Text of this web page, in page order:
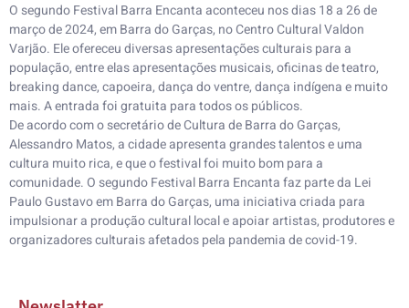
O segundo Festival Barra Encanta aconteceu nos dias 18 a 26 de
março de 2024, em Barra do Garças, no Centro Cultural Valdon
Varjão. Ele ofereceu diversas apresentações culturais para a
população, entre elas apresentações musicais, oficinas de teatro,
breaking dance, capoeira, dança do ventre, dança indígena e muito
mais. A entrada foi gratuita para todos os públicos.
De acordo com o secretário de Cultura de Barra do Garças,
Alessandro Matos, a cidade apresenta grandes talentos e uma
cultura muito rica, e que o festival foi muito bom para a
comunidade. O segundo Festival Barra Encanta faz parte da Lei
Paulo Gustavo em Barra do Garças, uma iniciativa criada para
impulsionar a produção cultural local e apoiar artistas, produtores e
organizadores culturais afetados pela pandemia de covid-19.